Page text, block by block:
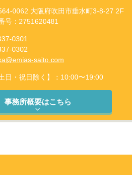
0062 大阪府吹田市垂水町3-8-27 2F
号：2751620481
0301
0302
saito.com
日・祝日除く】：10:00〜19:00
事務所概要はこちら